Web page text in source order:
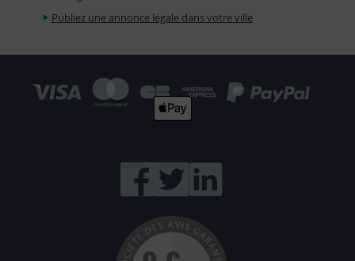
Publiez une annonce légale dans votre ville